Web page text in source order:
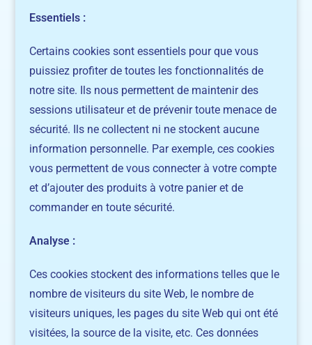
Essentiels :
Certains cookies sont essentiels pour que vous
puissiez profiter de toutes les fonctionnalités de
notre site. Ils nous permettent de maintenir des
sessions utilisateur et de prévenir toute menace de
sécurité. Ils ne collectent ni ne stockent aucune
information personnelle. Par exemple, ces cookies
vous permettent de vous connecter à votre compte
et d’ajouter des produits à votre panier et de
commander en toute sécurité.
Analyse :
Ces cookies stockent des informations telles que le
nombre de visiteurs du site Web, le nombre de
visiteurs uniques, les pages du site Web qui ont été
visitées, la source de la visite, etc. Ces données